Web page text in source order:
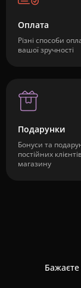
Оплата
Різні способи
вашої зручності
Подарунки
Бонуси та
постійних
магазину
Бажаєте